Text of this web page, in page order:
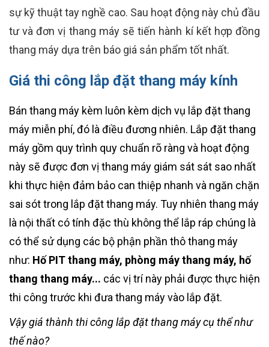
sự kỹ thuật tay nghề cao. Sau hoạt động này chủ đầu
tư và đơn vị thang máy sẽ tiến hành kí kết hợp đồng
thang máy dựa trên báo giá sản phẩm tốt nhất.
Giá thi công lắp đặt thang máy kính
Bán thang máy kèm luôn kèm dịch vụ lắp đặt thang
máy miễn phí, đó là điều đương nhiên. Lắp đặt thang
máy gồm quy trình quy chuẩn rõ ràng và hoạt động
này sẽ được đơn vị thang máy giám sát sát sao nhất
khi thực hiện đảm bảo can thiệp nhanh và ngăn chặn
sai sót trong lắp đặt thang máy. Tuy nhiên thang máy
là nội thất có tính đặc thù không thể lắp ráp chúng là
có thể sử dụng các bộ phận phần thô thang máy
như: Hố PIT thang máy, phòng máy thang máy, hố
thang thang máy... các vị trí này phải được thực hiện
thi công trước khi đưa thang máy vào lắp đặt.
Vậy giá thành thi công lắp đặt thang máy cụ thể như
thế nào?